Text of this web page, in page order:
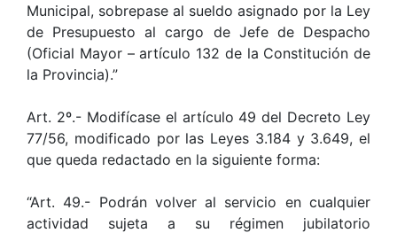
Municipal, sobrepase al sueldo asignado por la Ley
de Presupuesto al cargo de Jefe de Despacho
(Oficial Mayor – artículo 132 de la Constitución de
la Provincia).”
Art. 2º.- Modifícase el artículo 49 del Decreto Ley
77/56, modificado por las Leyes 3.184 y 3.649, el
que queda redactado en la siguiente forma:
“Art. 49.- Podrán volver al servicio en cualquier
actividad sujeta a su régimen jubilatorio